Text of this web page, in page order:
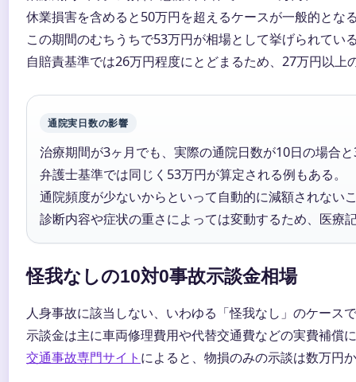
休業損害を含めると50万円を超えるケースが一般的とな
この期間のむちうちで53万円が相場として挙げられてい
自賠責基準では26万円程度にとどまるため、27万円以上
通院実日数の影響
治療期間が3ヶ月でも、実際の通院日数が10日の場合
弁護士基準では同じく53万円が算定される例もある。
通院頻度が少ないからといって自動的に減額されない
診断内容や症状の重さによっては変動するため、医療
怪我なしの10対0事故示談金相場
人身事故に該当しない、いわゆる「怪我なし」のケース
示談金は主に車両修理費用や代替交通費などの実費補償
交通事故専門サイト によると、物損のみの示談は数万円